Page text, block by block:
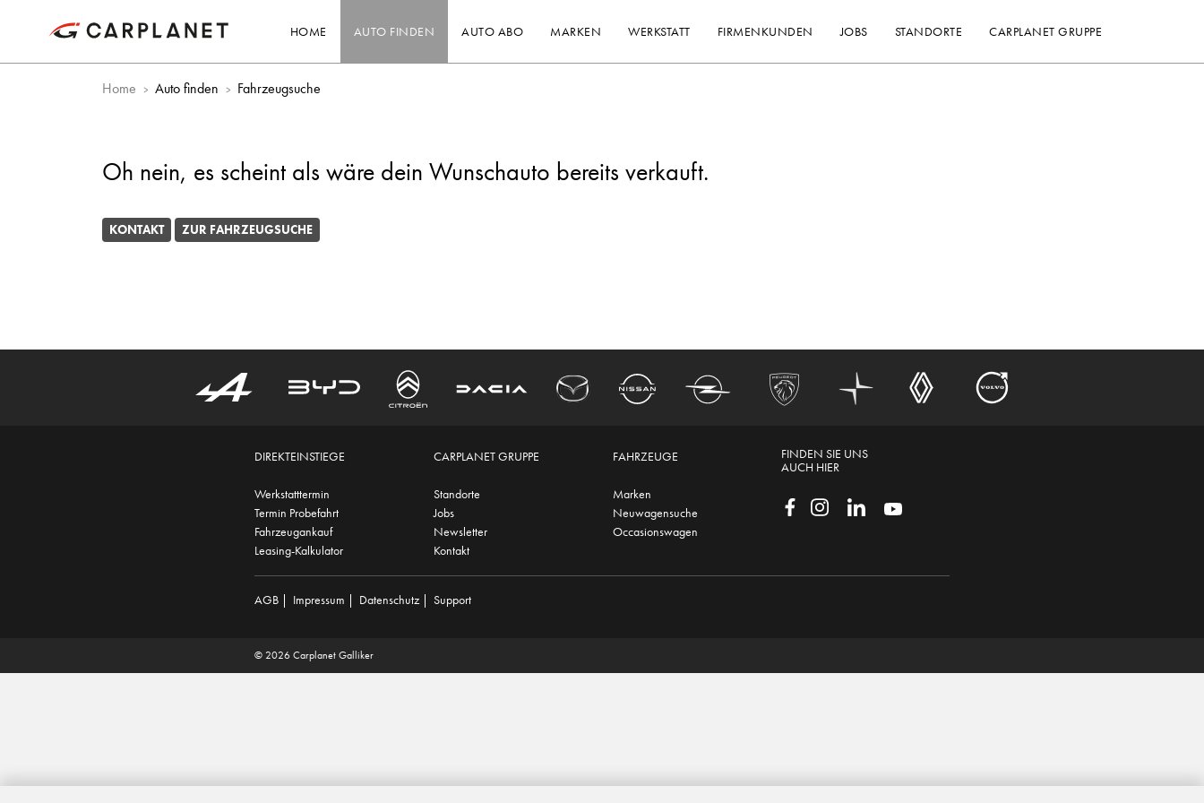
HOME AUTO FINDEN AUTO ABO MARKEN WERKSTATT FIRMENKUNDEN JOBS STANDORTE CARPLANET GRUPPE
Home Auto finden Fahrzeugsuche
Oh nein, es scheint als wäre dein Wunschauto bereits verkauft.
KONTAKT ZUR FAHRZEUGSUCHE
DIREKTEINSTIEGE
Werkstatttermin
Termin Probefahrt
Fahrzeugankauf
Leasing-Kalkulator
CARPLANET GRUPPE
Standorte
Jobs
Newsletter
Kontakt
FAHRZEUGE
Marken
Neuwagensuche
Occasionswagen
FINDEN SIE UNS
AUCH HIER
AGB | Impressum | Datenschutz| Support
© 2026 Carplanet Galliker